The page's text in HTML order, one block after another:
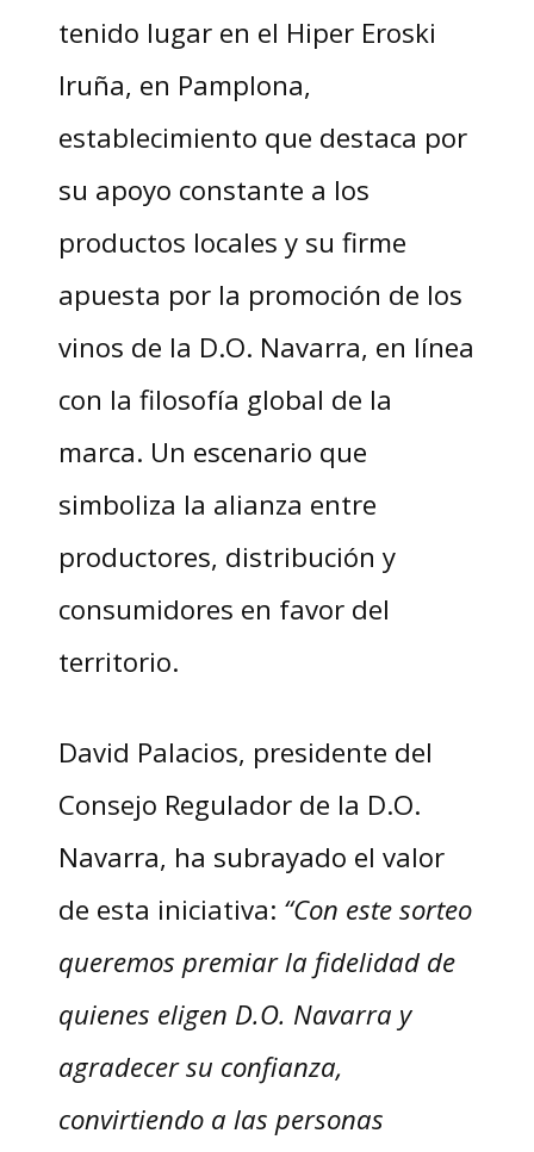
tenido lugar en el Hiper Eroski
Iruña, en Pamplona,
establecimiento que destaca por
su apoyo constante a los
productos locales y su firme
apuesta por la promoción de los
vinos de la D.O. Navarra, en línea
con la filosofía global de la
marca. Un escenario que
simboliza la alianza entre
productores, distribución y
consumidores en favor del
territorio.
David Palacios, presidente del
Consejo Regulador de la D.O.
Navarra, ha subrayado el valor
de esta iniciativa: “Con este sorteo
queremos premiar la fidelidad de
quienes eligen D.O. Navarra y
agradecer su confianza,
convirtiendo a las personas